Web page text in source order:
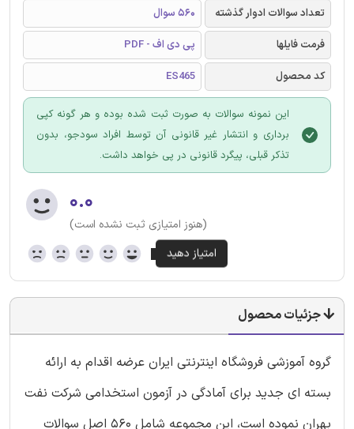
تعداد سوالات ادوار گذشته
560 سوال
فرمت فایلها
پی دی اف - PDF
کد محصول
ES465
این نمونه سوالات به صورت ثبت شده بوده و هر گونه کپی
برداری و انتشار غیر قانونی آن توسط افراد سودجو، بدون
تذکر قبلی، پیگرد قانونی در پی خواهد داشت.
۰.۰
(هنوز امتیازی ثبت نشده است)
جزئیات محصول
گروه آموزشی فروشگاه اینترنتی ایران عرضه اقدام به ارائه
بسته ای جدید برای آمادگی در آزمون استخدامی شرکت نفت
بهران نموده است، این مجموعه شامل 560 اصل سوالات